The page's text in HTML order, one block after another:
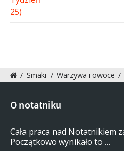
/ Smaki / Warzywa i owoce /
O notatniku
Cała praca nad Notatnikiem
Początkowo wynikało to …